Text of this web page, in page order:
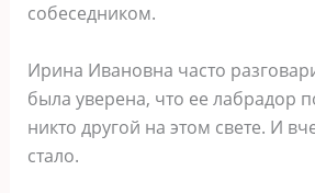
собеседником.
Ирина Ивановна часто
была уверена, что ее лабрадор
никто другой на этом свете. И
стало.